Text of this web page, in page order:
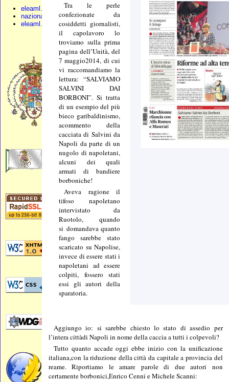
eleaml.org
nazionali.org
eleaml.altervista
Tra le perle
confezionate da
cosiddetti giornalisti,
il capolavoro lo
troviamo sulla prima
pagina dell’Unità, del
7 maggio2014, di cui
vi raccomandiamo la
lettura: “SALVIAMO
SALVINI DAI
BORBONI”. Si tratta
di un esempio del più
bieco garibaldinismo,
acommento della
cacciata di Salvini da
Napoli da parte di un
nugolo di napoletani,
alcuni dei quali
armati di bandiere
borboniche!
Aveva ragione il
tifoso napoletano
intervistato da
Ruotolo, quando
si domandava quanto
fango sarebbe stato
scaricato su Napolise,
invece di essere stati i
napoletani ad essere
colpiti, fossero stati
essi gli autori della
sparatoria.
Aggiungo io: si sarebbe chiesto lo stato di assedio per
l’intera cittàdi Napoli in nome della caccia a tutti i colpevoli?
Tutto quanto accade oggi ebbe inizio con la unificazione
italiana,con la riduzione della città da capitale a provincia del
reame. Riportiamo le amare parole di due autori non
certamente borbonici,Enrico Cenni e Michele Scanni: